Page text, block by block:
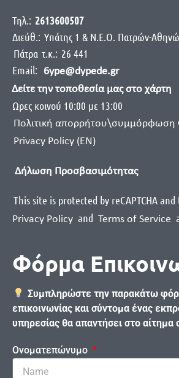
Τηλ.: 2613600507
Διεύθ.: Yπάτης 1 & Ν.Ε.Ο. Πατρών-
Πάτρα τ.κ.: 26 441
Email:
6ype@dypede.gr
Δείτε την τοποθεσία μας στο χάρτη
Ωρες κοινού 10:00 με 13:00
Πολιτική απορρήτου\συμμόρφωση
Privacy Policy (EN)
Δήλωση Προσβασιμότητας
This site is protected by reCAPTCHA and
Privacy Policy and Terms of Service
Φόρμα
Συμπληρώστε την παρακάτω
επικοινωνίας και σύντομα ένας
υπηρεσίας θα απαντήσει στο αίτημα
Ονοματεπώνυμο